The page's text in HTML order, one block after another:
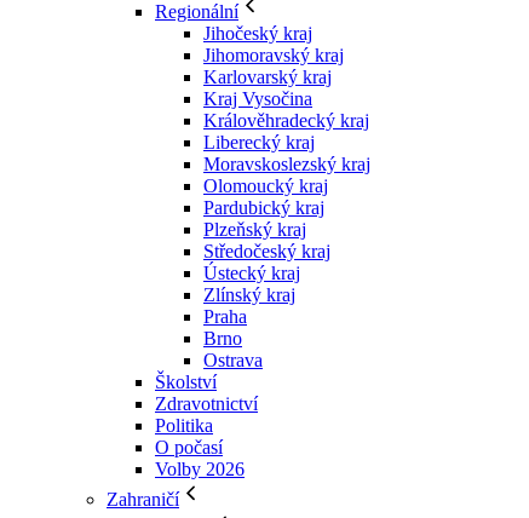
Regionální
Jihočeský kraj
Jihomoravský kraj
Karlovarský kraj
Kraj Vysočina
Králověhradecký kraj
Liberecký kraj
Moravskoslezský kraj
Olomoucký kraj
Pardubický kraj
Plzeňský kraj
Středočeský kraj
Ústecký kraj
Zlínský kraj
Praha
Brno
Ostrava
Školství
Zdravotnictví
Politika
O počasí
Volby 2026
Zahraničí